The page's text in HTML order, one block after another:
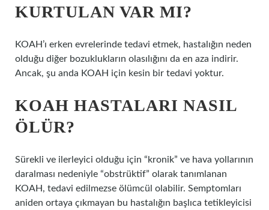
KURTULAN VAR MI?
KOAH’ı erken evrelerinde tedavi etmek, hastalığın neden
olduğu diğer bozuklukların olasılığını da en aza indirir.
Ancak, şu anda KOAH için kesin bir tedavi yoktur.
KOAH HASTALARI NASIL
ÖLÜR?
Sürekli ve ilerleyici olduğu için “kronik” ve hava yollarının
daralması nedeniyle “obstrüktif” olarak tanımlanan
KOAH, tedavi edilmezse ölümcül olabilir. Semptomları
aniden ortaya çıkmayan bu hastalığın başlıca tetikleyicisi